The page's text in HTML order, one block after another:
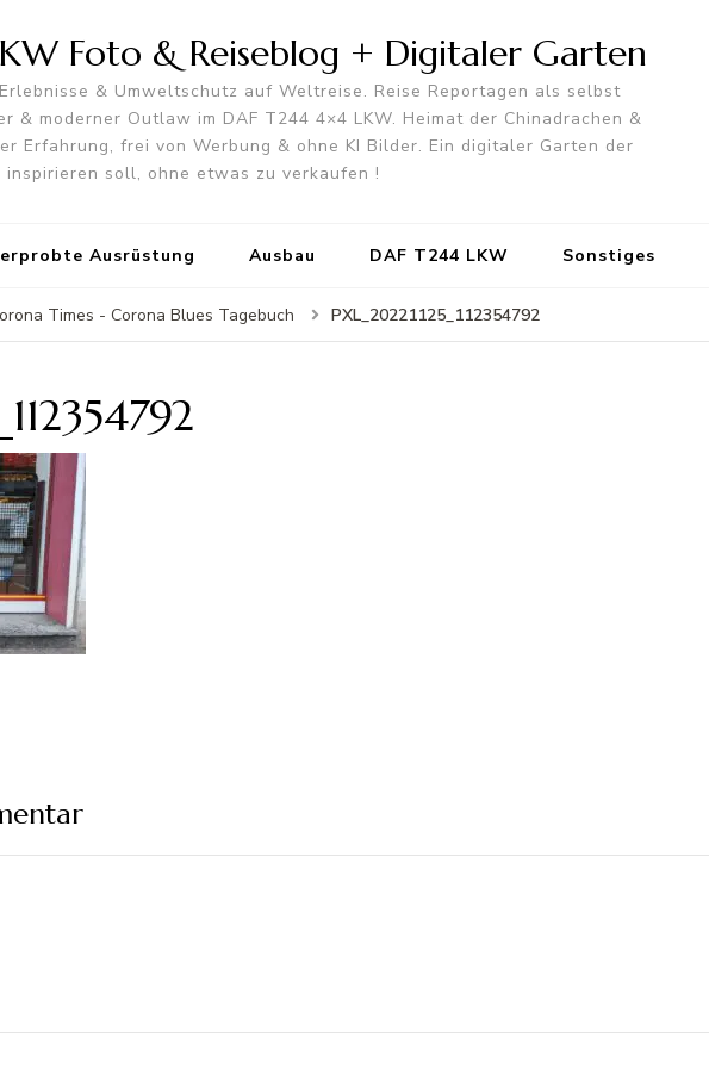
Foto & Reiseblog + Digitaler Garten
& Umweltschutz auf Weltreise. Reise Reportagen als selbst
& moderner Outlaw im DAF T244 4×4 LKW. Heimat der Chinadrachen &
Erfahrung, frei von Werbung & ohne KI Bilder. Ein digitaler Garten der
inspirieren soll, ohne etwas zu verkaufen !
erprobte Ausrüstung Ausbau DAF T244 LKW Sonstiges
Times - Corona Blues Tagebuch PXL_20221125_112354792